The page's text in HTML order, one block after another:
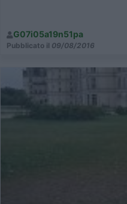
G07i05a19n51pa
Pubblicato il 09/08/2016